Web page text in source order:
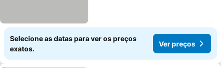
Selecione as datas para ver os preços
exatos.
Ver preços